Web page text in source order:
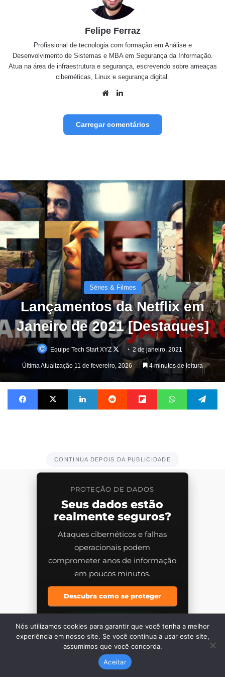
Felipe Ferraz
Profissional de tecnologia com formação em Análise e
Desenvolvimento de Sistemas e MBA em Segurança da Informação.
Atua na área de infraestrutura e segurança, escrevendo sobre ameaças
cibernéticas, Linux e segurança digital.
Website
Carregar comentários
Nós utilizamos cookies para garantir que você tenha a melhor
experiência em nosso site. Se você continua a usar este site,
assumimos que você concorda.
Aceitar